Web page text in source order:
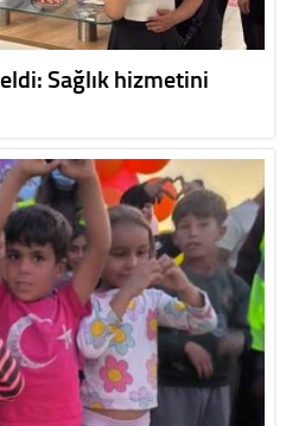
Sağlık hizmetini